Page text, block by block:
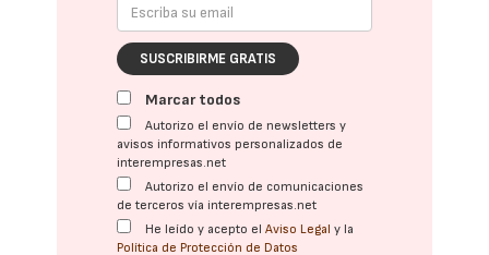
SUSCRIBIRME GRATIS
Marcar todos
Autorizo el envío de newsletters y
avisos informativos personalizados de
interempresas.net
Autorizo el envío de comunicaciones
de terceros vía interempresas.net
He leído y acepto elAviso Legal y la
Política de Protección de Datos